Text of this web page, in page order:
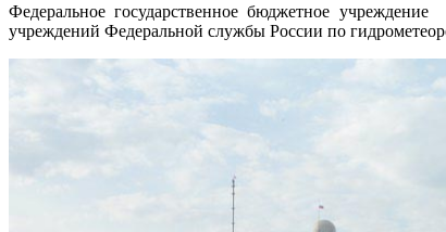
Федеральное государственное бюджетное
учреждений Федеральной службы России по